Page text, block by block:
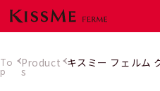
To
p
Product
s
キスミー フェルム
ケース